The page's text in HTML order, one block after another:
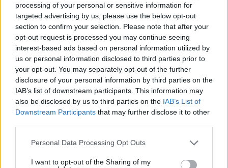
processing of your personal or sensitive information for
targeted advertising by us, please use the below opt-out
section to confirm your selection. Please note that after your
opt-out request is processed you may continue seeing
interest-based ads based on personal information utilized by
us or personal information disclosed to third parties prior to
your opt-out. You may separately opt-out of the further
disclosure of your personal information by third parties on the
IAB’s list of downstream participants. This information may
also be disclosed by us to third parties on the IAB’s List of
Downstream Participants that may further disclose it to other
Please note that this website/app uses one or more Google
not limited to your visit or usage behaviour. You may click to
Personal Data Processing Opt Outs
I want to opt-out of the Sharing of my
εταιρείες. Μία από αυτές του ζήτησε να
παρουσιάσει μια κλινική μελέτη με στατιστική
ανάλυση. Όταν απευθύνθηκε στο
Πανεπιστήμιο Αθηνών, οι συνάδελφοί του δεν
μπήκαν καν στον κόπο να τον βοηθήσουν για
να κάνει κλινικές δοκιμές…Μια άλλη μεγάλη
φαρμακευτική εταιρεία, γερμανική, προϊόν της
οποίας είναι η ασπιρίνη, ενδιαφέρθηκε και
αρχικά συμφώνησε με τον Λυκούδη για την
εμπορική παραγωγή του φαρμάκου. Όμως
τελικά, η συμφωνία δεν υλοποιήθηκε ποτέ,
φαρμάκων ήταν «πατενταρισμένα» από άλλες